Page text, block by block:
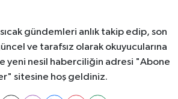
gündemleri anlık takip edip, son
ve tarafsız olarak okuyucularına
yeni nesil haberciliğin adresi "Abone
sitesine hoş geldiniz.